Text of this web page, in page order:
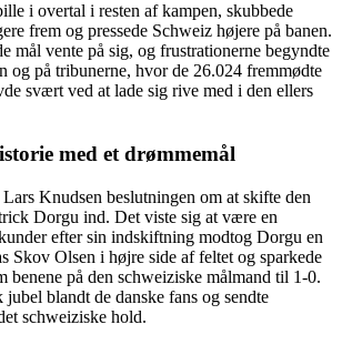
i overtal i resten af kampen, skubbede
frem og pressede Schweiz højere på banen.
mål vente på sig, og frustrationerne begyndte
og på tribunerne, hvor de 26.024 fremmødte
svært ved at lade sig rive med i den ellers
med et drømmemål
Knudsen beslutningen om at skifte den
Dorgu ind. Det viste sig at være en
efter sin indskiftning modtog Dorgu en
Skov Olsen i højre side af feltet og sparkede
benene på den schweiziske målmand til 1-0.
blandt de danske fans og sendte
schweiziske hold.